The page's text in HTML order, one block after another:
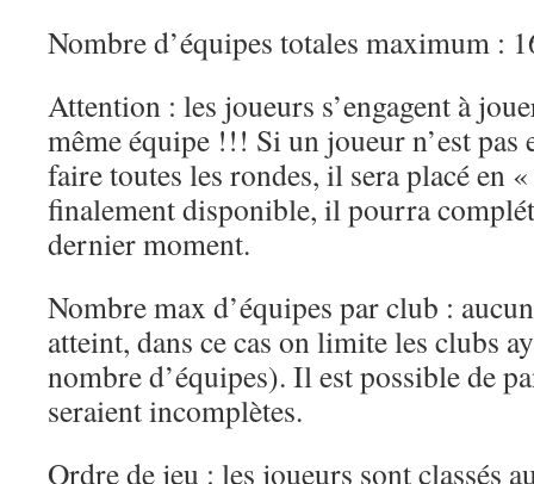
Nombre d’équipes totales maximum :
Attention : les joueurs s’engagent à
même équipe !!! Si un joueur n’est pas
faire toutes les rondes, il sera placé en
finalement disponible, il pourra
dernier moment.
Nombre max d’équipes par club :
atteint, dans ce cas on limite les clubs
nombre d’équipes). Il est possible de
seraient incomplètes.
Ordre de jeu : les joueurs sont classés